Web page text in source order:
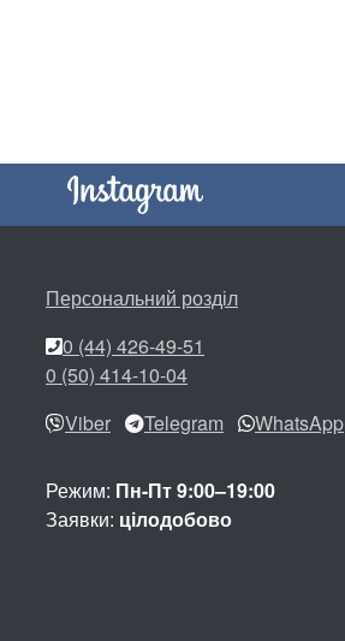
Персональний розділ
0 (44) 426-49-51
0 (50) 414-10-04
Viber
Telegram WhatsApp
Режим: Пн-Пт 9:00–19:00
Заявки: цілодобово